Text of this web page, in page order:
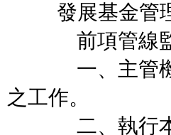
發展基金管理
前項管線監
一、主管機關
之工作。
二、執行本自